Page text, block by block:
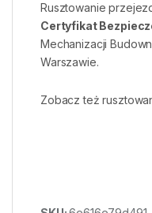
Rusztowanie
Certyfikat
Mechanizacji
Warszawie.
Zobacz też